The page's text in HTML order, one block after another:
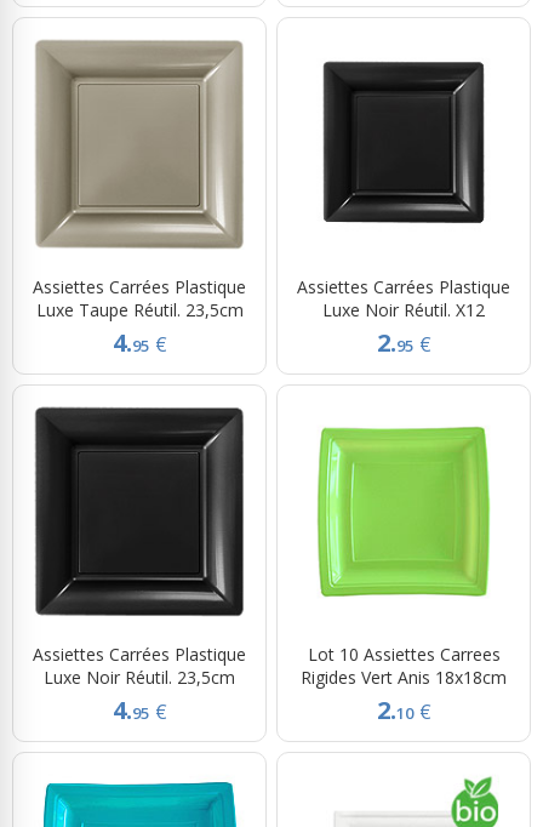
Assiettes Carrées Plastique
Luxe Taupe Réutil. 23,5cm
4.95 €
Assiettes Carrées Plastique
Luxe Noir Réutil. X12
2.95 €
Assiettes Carrées Plastique
Luxe Noir Réutil. 23,5cm
4.95 €
Lot 10 Assiettes Carrees
Rigides Vert Anis 18x18cm
2.10 €